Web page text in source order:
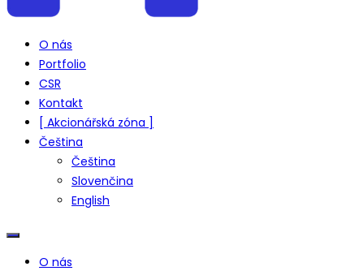
O nás
Portfolio
CSR
Kontakt
[ Akcionářská zóna ]
Čeština
Čeština
Slovenčina
English
O nás